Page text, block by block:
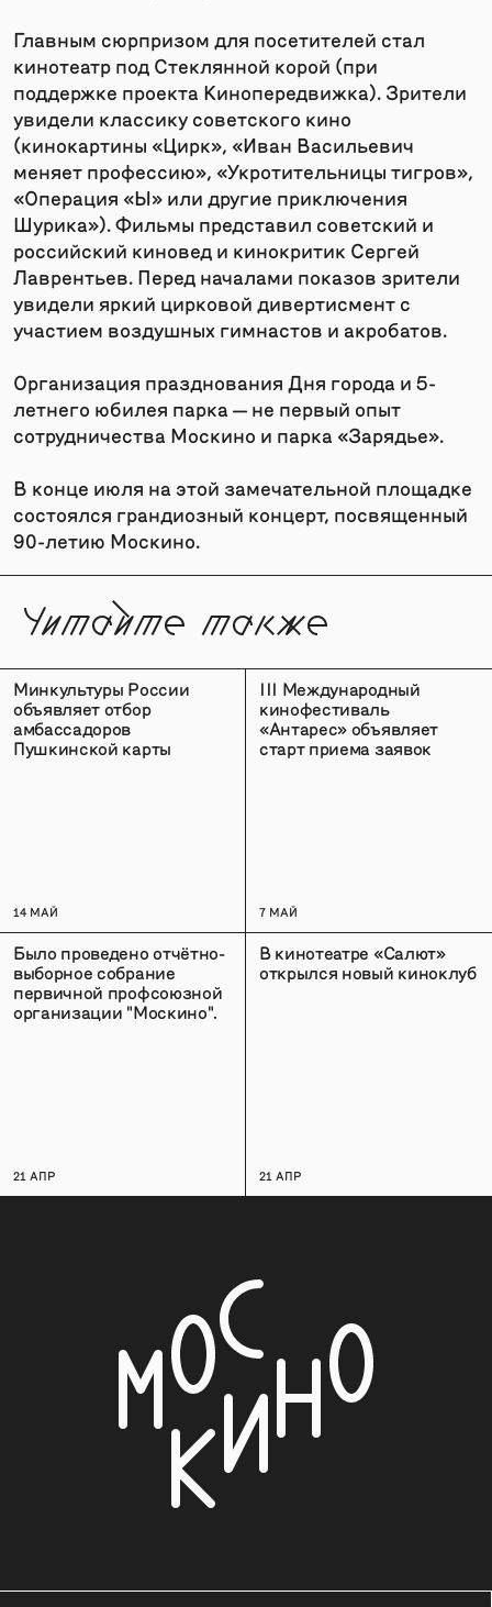
Главным сюрпризом для посетителей стал
кинотеатр под Стеклянной корой (при
поддержке проекта Кинопередвижка). Зрители
увидели классику советского кино
(кинокартины «Цирк», «Иван Васильевич
меняет профессию», «Укротительницы тигров»,
«Операция «Ы» или другие приключения
Шурика»). Фильмы представил советский и
российский киновед и кинокритик Сергей
Лаврентьев. Перед началами показов зрители
увидели яркий цирковой дивертисмент с
участием воздушных гимнастов и акробатов.
Организация празднования Дня города и 5-
летнего юбилея парка — не первый опыт
сотрудничества Москино и парка «Зарядье».
В конце июля на этой замечательной площадке
состоялся грандиозный концерт, посвященный
90-летию Москино.
Читайте также
Минкультуры России
объявляет отбор
амбассадоров
Пушкинской карты
14 МАЙ
III Международный
кинофестиваль
«Антарес» объявляет
старт приема заявок
7 МАЙ
Было проведено отчётно-
выборное собрание
первичной профсоюзной
организации "Москино".
21 АПР
В кинотеатре «Салют»
открылся новый киноклуб
21 АПР